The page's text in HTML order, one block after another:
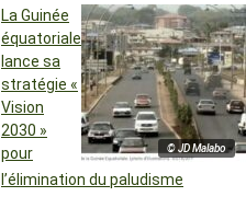
© JD Malabo
La Guinée
équatoriale
lance sa
stratégie «
Vision
2030 »
pour
l’élimination du paludisme